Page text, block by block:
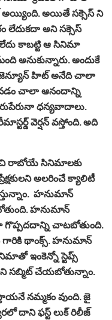
అయ్యింది. అయితే సక్సెస్ ని
లేదుకదా అని సక్సెస్
కాబట్టి ఆ సినిమా
అందుకే
జెన్యూన్ హిట్ అనేది చాలా
చాలా ఆనందాన్ని
ధన్యవాదాలు.
వెర్షన్ వస్తోంది. అది
రాబోయే సినిమాలకు
అలరించే క్యాలిటీ
హనుమాన్
హనుమాన్
గొప్పదదాన్ని చాటబోతుంది.
గారికి థాంక్స్. హనుమాన్
ఇంకెన్నో స్టెప్స్
సబ్మిట్ చేయబోతున్నాం.
నమ్మకం వుంది. జై
దాని ఫస్ట్ లుక్ రిలీజ్